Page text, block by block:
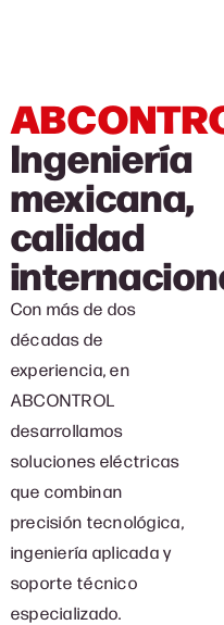
Ingeniería
mexicana,
calidad
Con más de dos
décadas de
experiencia, en
ABCONTROL
desarrollamos
soluciones eléctricas
que combinan
precisión tecnológica,
ingeniería aplicada y
soporte técnico
especializado.